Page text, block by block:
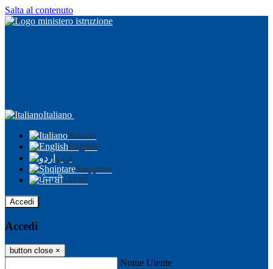
Salta al contenuto
Italiano
Italiano
English
اردو
Shqiptare
ਪੰਜਾਬੀ
Accedi
Accedi
button close ×
Nome Utente